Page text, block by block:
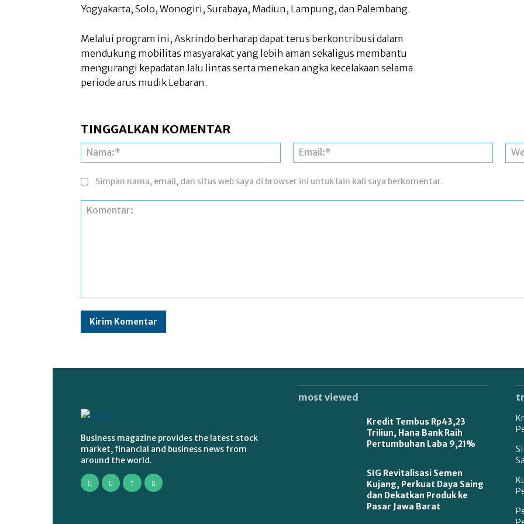
Yogyakarta, Solo, Wonogiri, Surabaya, Madiun, Lampung, dan Palembang.
Melalui program ini, Askrindo berharap dapat terus berkontribusi dalam
mendukung mobilitas masyarakat yang lebih aman sekaligus membantu
mengurangi kepadatan lalu lintas serta menekan angka kecelakaan selama
periode arus mudik Lebaran.
TINGGALKAN KOMENTAR
Nama:* Email:*
Simpan nama, email, dan situs web saya di browser ini untuk lain kali saya berkomentar.
Business magazine provides the latest stock
market, financial and business news from
around the world.
most viewed
Kredit Tembus Rp43,23
Triliun, Hana Bank Raih
Pertumbuhan Laba 9,21%
SIG Revitalisasi Semen
Kujang, Perkuat Daya Saing
dan Dekatkan Produk ke
Pasar Jawa Barat